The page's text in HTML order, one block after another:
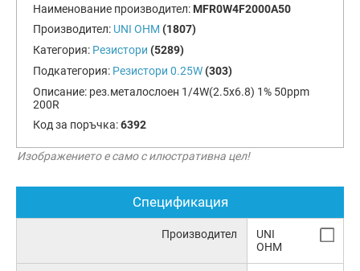
Наименование производител: MFR0W4F2000A50
Производител: UNI OHM (1807)
Категория: Резистори (5289)
Подкатегория: Резистори 0.25W (303)
Описание: рез.металослоен 1/4W(2.5x6.8) 1% 50ppm
200R
Код за поръчка:6392
Изображението е само с илюстративна цел!
Спецификация
Производител
UNI
OHM